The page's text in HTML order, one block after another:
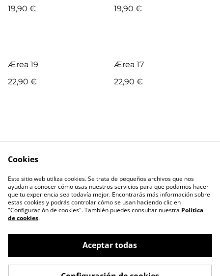
19,90 €
19,90 €
Ærea 19
22,90 €
Ærea 17
22,90 €
Política de
privacidad
Política de cookies
©2026RIL editores
Cookies
Este sitio web utiliza cookies. Se trata de pequeños archivos que nos
ayudan a conocer cómo usas nuestros servicios para que podamos hacer
que tu experiencia sea todavía mejor. Encontrarás más información sobre
estas cookies y podrás controlar cómo se usan haciendo clic en
"Configuración de cookies". También puedes consultar nuestra Política
de cookies.
Aceptar todas